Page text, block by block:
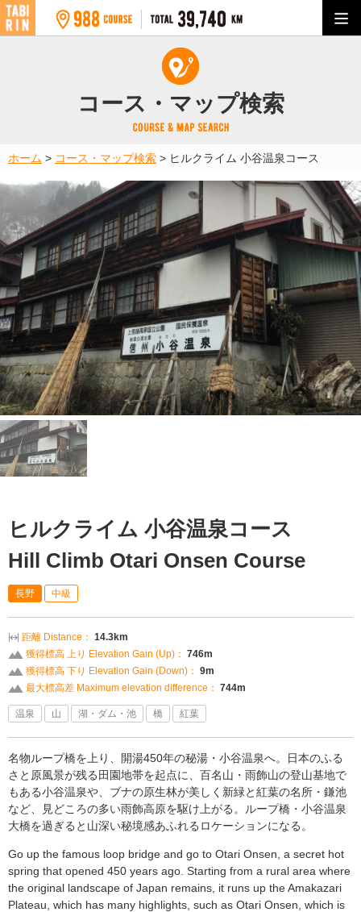
コース・マップ検索
ホーム > コース・マップ検索 > ヒルクライム 小谷温泉コース
ヒルクライム 小谷温泉コース
Hill Climb Otari Onsen Course
長野 中級
距離 Distance： 14.3km
獲得標高 上り Elevation Gain (Up)： 746m
獲得標高 下り Elevation Gain (Down)： 9m
最大標高差 Maximum elevation difference： 744m
温泉 山 湖・ダム・池 橋 紅葉
名物ループ橋を上り、開湯450年の秘湯・小谷温泉へ。日本のふる
さと原風景が残る田園地帯を起点に、百名山・雨飾山の登山基地で
もある小谷温泉や、ブナの原生林が美しく新緑と紅葉の名所・鎌池
など、見どころの多い雨飾高原を駆け上がる。ループ橋・小谷温泉
大橋を過ぎると山深い秘境感あふれるロケーションになる。
Go up the famous loop bridge and go to Otari Onsen, a secret hot
spring that opened 450 years ago. Starting from a rural area where
the original landscape of Japan remains, it runs up the Amakazari
Plateau, which has many highlights, such as Otari Onsen, which is